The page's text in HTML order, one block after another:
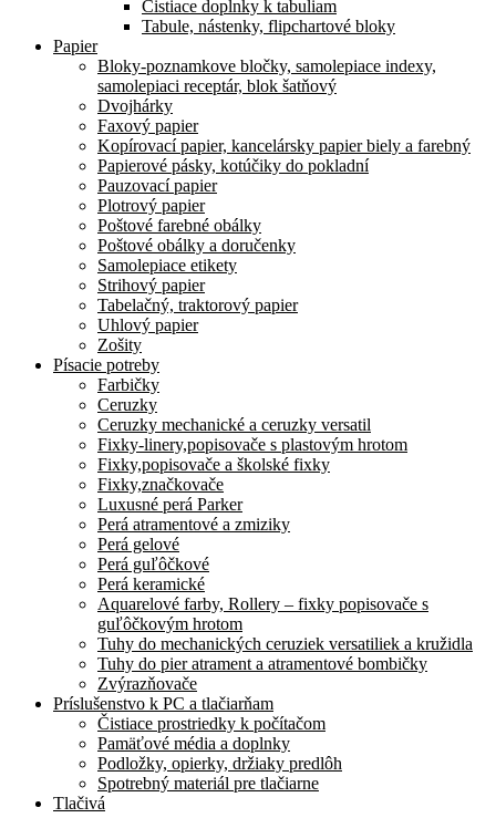
Čistiace doplnky k tabuliam
Tabule, nástenky, flipchartové bloky
Papier
Bloky-poznamkove bločky, samolepiace indexy,
samolepiaci receptár, blok šatňový
Dvojhárky
Faxový papier
Kopírovací papier, kancelársky papier biely a farebný
Papierové pásky, kotúčiky do pokladní
Pauzovací papier
Plotrový papier
Poštové farebné obálky
Poštové obálky a doručenky
Samolepiace etikety
Strihový papier
Tabelačný, traktorový papier
Uhlový papier
Zošity
Písacie potreby
Farbičky
Ceruzky
Ceruzky mechanické a ceruzky versatil
Fixky-linery,popisovače s plastovým hrotom
Fixky,popisovače a školské fixky
Fixky,značkovače
Luxusné perá Parker
Perá atramentové a zmiziky
Perá gelové
Perá guľôčkové
Perá keramické
Aquarelové farby, Rollery – fixky popisovače s
guľôčkovým hrotom
Tuhy do mechanických ceruziek versatiliek a kružidla
Tuhy do pier atrament a atramentové bombičky
Zvýrazňovače
Príslušenstvo k PC a tlačiarňam
Čistiace prostriedky k počítačom
Pamäťové média a doplnky
Podložky, opierky, držiaky predlôh
Spotrebný materiál pre tlačiarne
Tlačivá